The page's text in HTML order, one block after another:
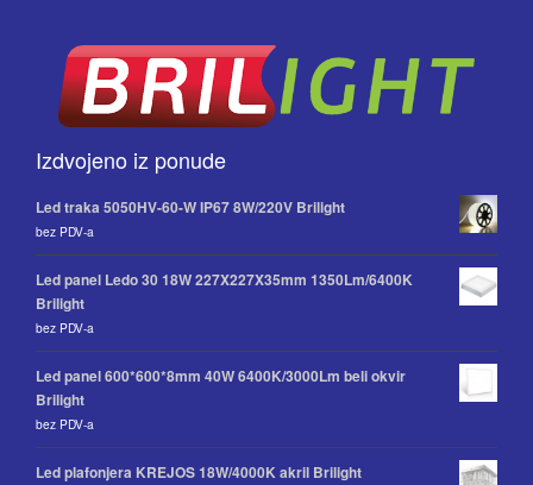
Izdvojeno iz ponude
Led traka 5050HV-60-W IP67 8W/220V Brilight
bez PDV-a
Led panel Ledo 30 18W 227X227X35mm 1350Lm/6400K
Brilight
bez PDV-a
Led panel 600*600*8mm 40W 6400K/3000Lm beli okvir
Brilight
bez PDV-a
Led plafonjera KREJOS 18W/4000K akril Brilight